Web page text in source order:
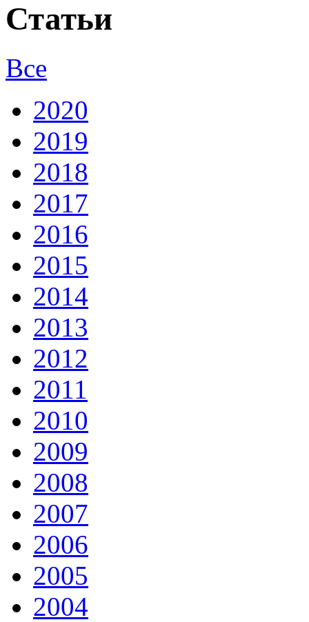
Статьи
Все
2020
2019
2018
2017
2016
2015
2014
2013
2012
2011
2010
2009
2008
2007
2006
2005
2004